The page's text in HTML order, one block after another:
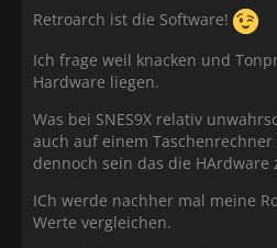
Retroarch ist die Software!
Ich frage weil knacken und
Hardware liegen.
Was bei SNES9X relativ
auch auf einem
dennoch sein das die HArdware
ICh werde nachher mal meine
Werte vergleichen.